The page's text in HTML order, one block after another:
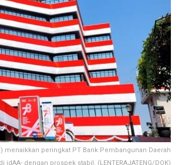
menaikkan peringkat PT Bank Pembangunan Daerah
idAA- dengan prospek stabil. (LENTERAJATENG/DOK)